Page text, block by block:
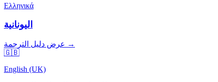
Ελληνικά
اليونانية
عرض دليل الترجمة →
🇬🇧
English (UK)